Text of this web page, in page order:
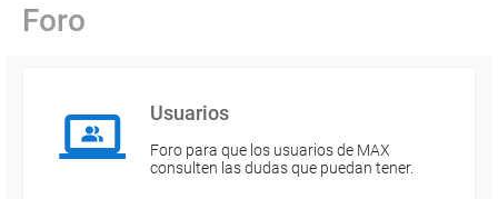
Foro
Usuarios
Foro para que los usuarios de MAX
consulten las dudas que puedan tener.